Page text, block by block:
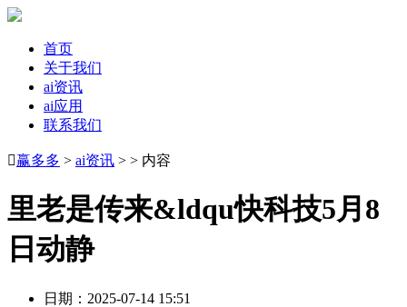
首页
关于我们
ai资讯
ai应用
联系我们
赢多多 > ai资讯 > > 内容
里老是传来&ldqu快科技5月8
日动静
日期：2025-07-14 15:51